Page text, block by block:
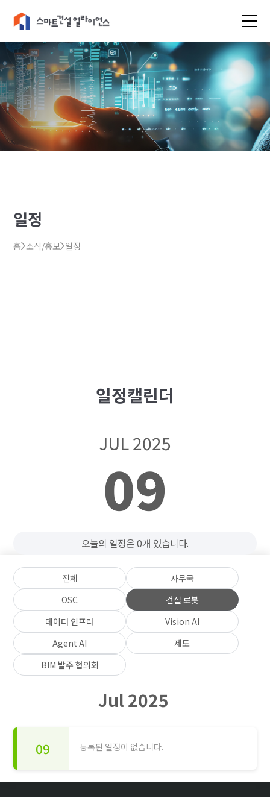
일정
홈 소식/홍보 일정
일정캘린더
JUL 2025
09
오늘의 일정은 0개 있습니다.
전체
사무국
OSC
건설 로봇
데이터 인프라
Vision AI
Agent AI
제도
BIM 발주 협의회
Jul 2025
09 등록된 일정이 없습니다.